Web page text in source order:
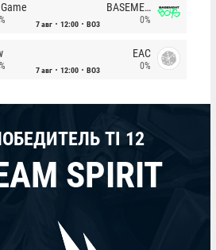
7 авг 12:00 BO3
BASEMENT BOYS
0%
7 авг 12:00 BO3
EAC
0%
TI 12
SPIRIT